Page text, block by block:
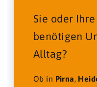
Sie oder
benötigen
Alltag?
Ob in Pirna